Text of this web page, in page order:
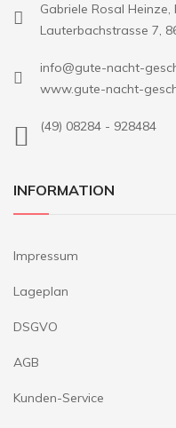
Gabriele Rosal Heinze,
Lauterbachstrasse 7,
info@gute-nacht-
www.gute-nacht-
(49) 08284 - 928484
INFORMATION
Impressum
Lageplan
DSGVO
AGB
Kunden-Service